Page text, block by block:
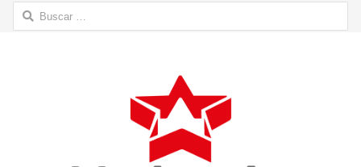
Buscar: